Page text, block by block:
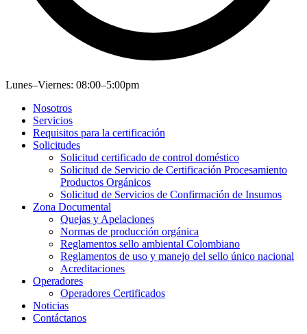
Lunes–Viernes: 08:00–5:00pm
Nosotros
Servicios
Requisitos para la certificación
Solicitudes
Solicitud certificado de control doméstico
Solicitud de Servicio de Certificación Procesamiento
Productos Orgánicos
Solicitud de Servicios de Confirmación de Insumos
Zona Documental
Quejas y Apelaciones
Normas de producción orgánica
Reglamentos sello ambiental Colombiano
Reglamentos de uso y manejo del sello único nacional
Acreditaciones
Operadores
Operadores Certificados
Noticias
Contáctanos